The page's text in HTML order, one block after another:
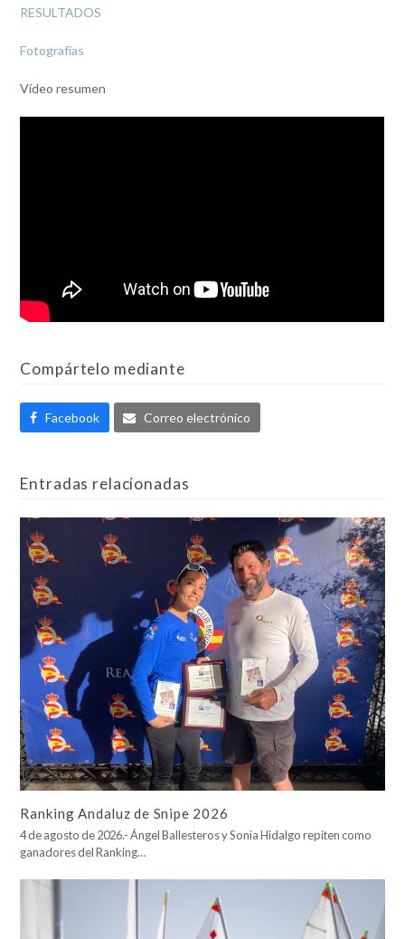
RESULTADOS
Fotografías
Vídeo resumen
Compártelo mediante
Facebook Correo electrónico
Entradas relacionadas
Ranking Andaluz de Snipe 2026
4 de agosto de 2026.- Ángel Ballesteros y Sonia Hidalgo repiten como
ganadores del Ranking…